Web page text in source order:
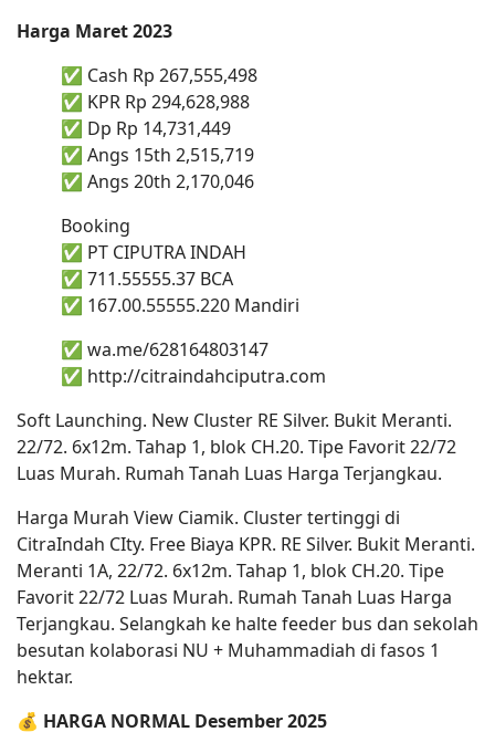
Harga Maret 2023
✅ Cash Rp 267,555,498
✅ KPR Rp 294,628,988
✅ Dp Rp 14,731,449
✅ Angs 15th 2,515,719
✅ Angs 20th 2,170,046
Booking
✅ PT CIPUTRA INDAH
✅ 711.55555.37 BCA
✅ 167.00.55555.220 Mandiri
✅ wa.me/628164803147
✅ http://citraindahciputra.com
Soft Launching. New Cluster RE Silver. Bukit Meranti.
22/72. 6x12m. Tahap 1, blok CH.20. Tipe Favorit 22/72
Luas Murah. Rumah Tanah Luas Harga Terjangkau.
Harga Murah View Ciamik. Cluster tertinggi di
CitraIndah CIty. Free Biaya KPR. RE Silver. Bukit Meranti.
Meranti 1A, 22/72. 6x12m. Tahap 1, blok CH.20. Tipe
Favorit 22/72 Luas Murah. Rumah Tanah Luas Harga
Terjangkau. Selangkah ke halte feeder bus dan sekolah
besutan kolaborasi NU + Muhammadiah di fasos 1
hektar.
💰 HARGA NORMAL Desember 2025